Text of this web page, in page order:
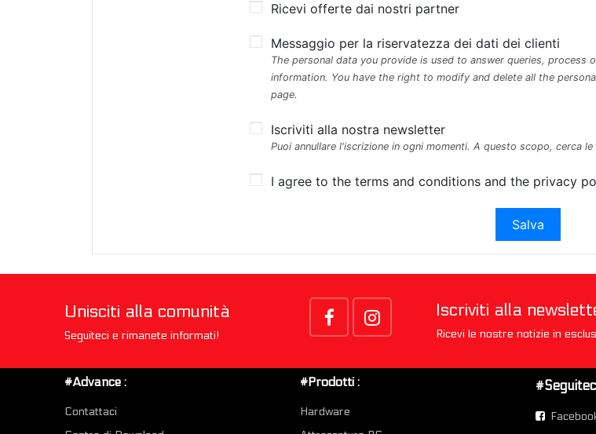
Ricevi offerte dai nostri partner
Messaggio per la riservatezza dei dati dei clienti
The personal data you provide is used to answer queries, process
information. You have the right to modify and delete all the
page.
Iscriviti alla nostra newsletter
Puoi annullare l'iscrizione in ogni momenti. A questo scopo, cerca
I agree to the terms and conditions and the privacy
Salva
Unisciti alla comunità
Seguiteci e rimanete informati!
Iscriviti alla
Ricevi le nostre notizie in
#Advance :
Contattaci
#Prodotti :
Hardware